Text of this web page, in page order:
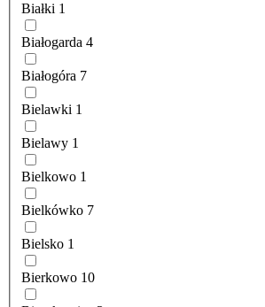
Białki 1
Białogarda 4
Białogóra 7
Bielawki 1
Bielawy 1
Bielkowo 1
Bielkówko 7
Bielsko 1
Bierkowo 10